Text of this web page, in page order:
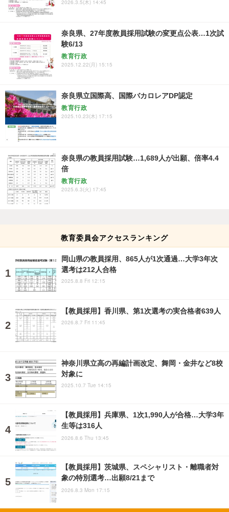
2026.3.5(木) 14:45
奈良県、27年度教員採用試験の変更点公表…1次試
験6/13
教育行政
2025.12.22(月) 15:15
奈良県立国際高、国際バカロレアDP認定
教育行政
2025.10.23(木) 17:15
奈良県の教員採用試験…1,689人が出願、倍率4.4
倍
教育行政
2025.6.3(火) 17:45
教育委員会アクセスランキング
岡山県の教員採用、865人が1次通過…大学3年次
選考は212人合格
2025.8.8 Fri 12:15
【教員採用】香川県、第1次選考の実合格者639人
2026.8.7 Fri 11:45
神奈川県立高の再編計画改定、舞岡・金井など8校
対象に
2025.10.7 Tue 14:15
【教員採用】兵庫県、1次1,990人が合格…大学3年
生等は316人
2026.8.6 Thu 13:45
【教員採用】茨城県、スペシャリスト・離職者対
象の特別選考…出願8/21まで
2026.8.3 Mon 17:15